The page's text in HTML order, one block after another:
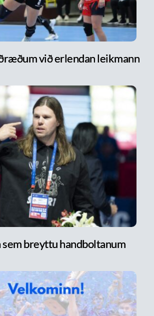
við erlendan leikmann
sem breyttu handboltanum